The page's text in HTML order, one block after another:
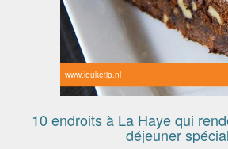
www.leuketip.nl
10 endroits à La Haye qui
déjeuner spécial